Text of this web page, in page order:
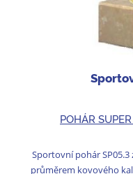
POHÁR
Sportovní pohár SP05.3
průměrem kovového